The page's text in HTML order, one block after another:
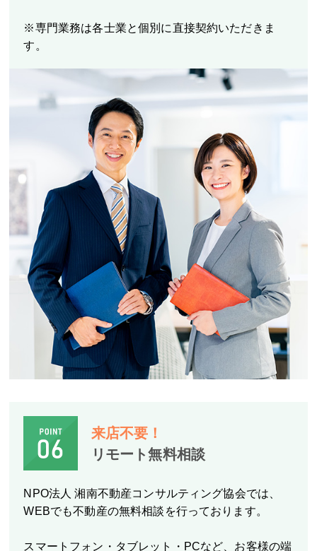
※専門業務は各士業と個別に直接契約いただきま
す。
来店不要！
リモート無料相談
NPO法人 湘南不動産コンサルティング協会では、
WEBでも不動産の無料相談を行っております。
スマートフォン・タブレット・PCなど、お客様の端